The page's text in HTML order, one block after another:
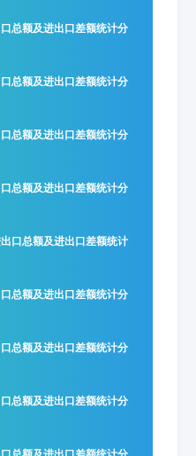
总额及进出口差额统计分
总额及进出口差额统计分
总额及进出口差额统计分
总额及进出口差额统计分
口总额及进出口差额统计
总额及进出口差额统计分
总额及进出口差额统计分
总额及进出口差额统计分